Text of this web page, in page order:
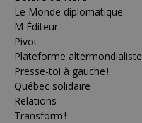
Le Monde diplomatique
M Éditeur
Pivot
Plateforme altermondialiste
Presse-toi à gauche !
Québec solidaire
Relations
Transform !